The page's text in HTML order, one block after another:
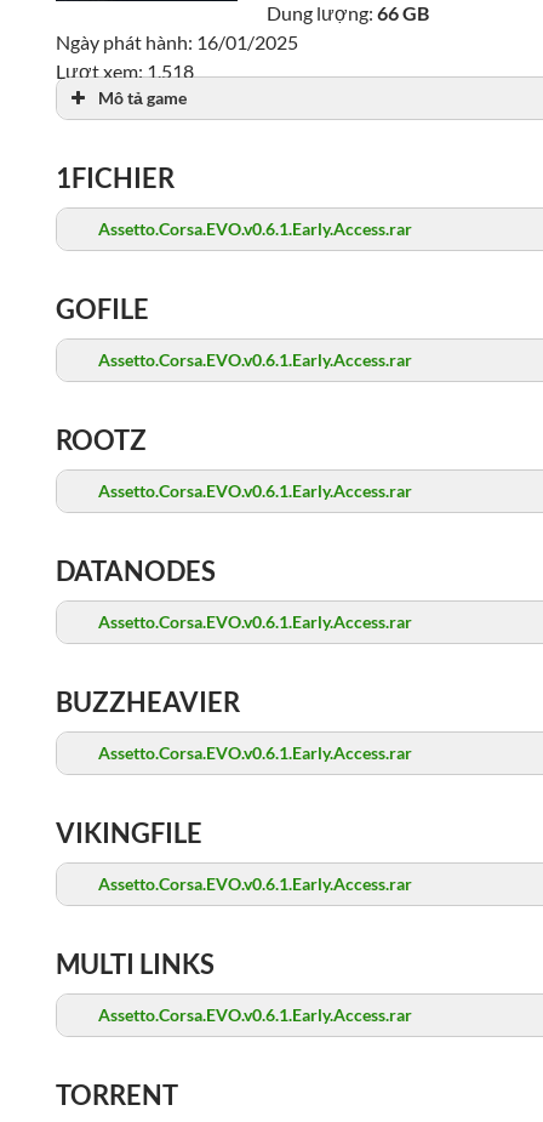
Dung lượng:66 GB
Ngày phát hành: 16/01/2025
Lượt xem: 1,518
Mô tả game
1FICHIER
Assetto.Corsa.EVO.v0.6.1.Early.Access.rar
GOFILE
Assetto.Corsa.EVO.v0.6.1.Early.Access.rar
ROOTZ
Assetto.Corsa.EVO.v0.6.1.Early.Access.rar
DATANODES
Assetto.Corsa.EVO.v0.6.1.Early.Access.rar
BUZZHEAVIER
Assetto.Corsa.EVO.v0.6.1.Early.Access.rar
VIKINGFILE
Assetto.Corsa.EVO.v0.6.1.Early.Access.rar
MULTI LINKS
Assetto.Corsa.EVO.v0.6.1.Early.Access.rar
TORRENT